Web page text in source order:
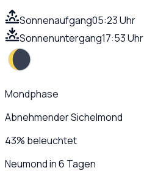
Sonnenaufgang05:23 Uhr
Sonnenuntergang17:53 Uhr
Mondphase
Abnehmender Sichelmond
43% beleuchtet
Neumond in 6 Tagen